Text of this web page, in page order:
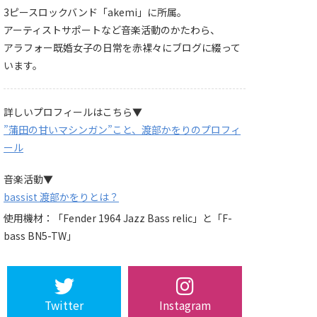
3ピースロックバンド「akemi」に所属。
アーティストサポートなど音楽活動のかたわら、
アラフォー既婚女子の日常を赤裸々にブログに綴って
います。
詳しいプロフィールはこちら▼
”蒲田の甘いマシンガン”こと、渡部かをりのプロフィ
ール
音楽活動▼
bassist 渡部かをりとは？
使用機材：「Fender 1964 Jazz Bass relic」と「F-
bass BN5-TW」
Twitter Instagram